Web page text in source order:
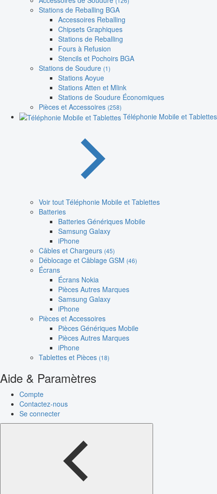
Stations de Reballing BGA
Accessoires Reballing
Chipsets Graphiques
Stations de Reballing
Fours à Refusion
Stencils et Pochoirs BGA
Stations de Soudure (1)
Stations Aoyue
Stations Atten et Mlink
Stations de Soudure Économiques
Pièces et Accessoires (258)
Téléphonie Mobile et Tablettes
Voir tout Téléphonie Mobile et Tablettes
Batteries
Batteries Génériques Mobile
Samsung Galaxy
iPhone
Câbles et Chargeurs (45)
Déblocage et Câblage GSM (46)
Écrans
Écrans Nokia
Pièces Autres Marques
Samsung Galaxy
iPhone
Pièces et Accessoires
Pièces Génériques Mobile
Pièces Autres Marques
iPhone
Tablettes et Pièces (18)
Aide & Paramètres
Compte
Contactez-nous
Se connecter